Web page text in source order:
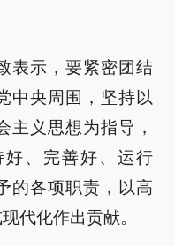
表示，要紧密团结
中央周围，坚持以
主义思想为指导，
、完善好、运行
的各项职责，以高
代化作出贡献。